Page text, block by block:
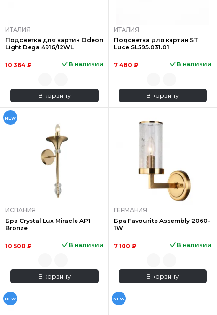
ИТАЛИЯ
Подсветка для картин Odeon
Light Dega 4916/12WL
10 364 ₽ В наличии
В корзину
ИТАЛИЯ
Подсветка для картин ST
Luce SL595.031.01
7 480 ₽ В наличии
В корзину
NEW
ИСПАНИЯ
Бра Crystal Lux Miracle AP1
Bronze
10 500 ₽ В наличии
В корзину
ГЕРМАНИЯ
Бра Favourite Assembly 2060-
1W
7 100 ₽ В наличии
В корзину
NEW NEW